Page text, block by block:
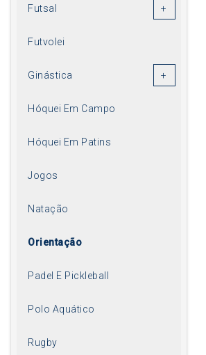
Futsal
Futvolei
Ginástica
Hóquei Em Campo
Hóquei Em Patins
Jogos
Natação
Orientação
Padel E Pickleball
Polo Aquático
Rugby